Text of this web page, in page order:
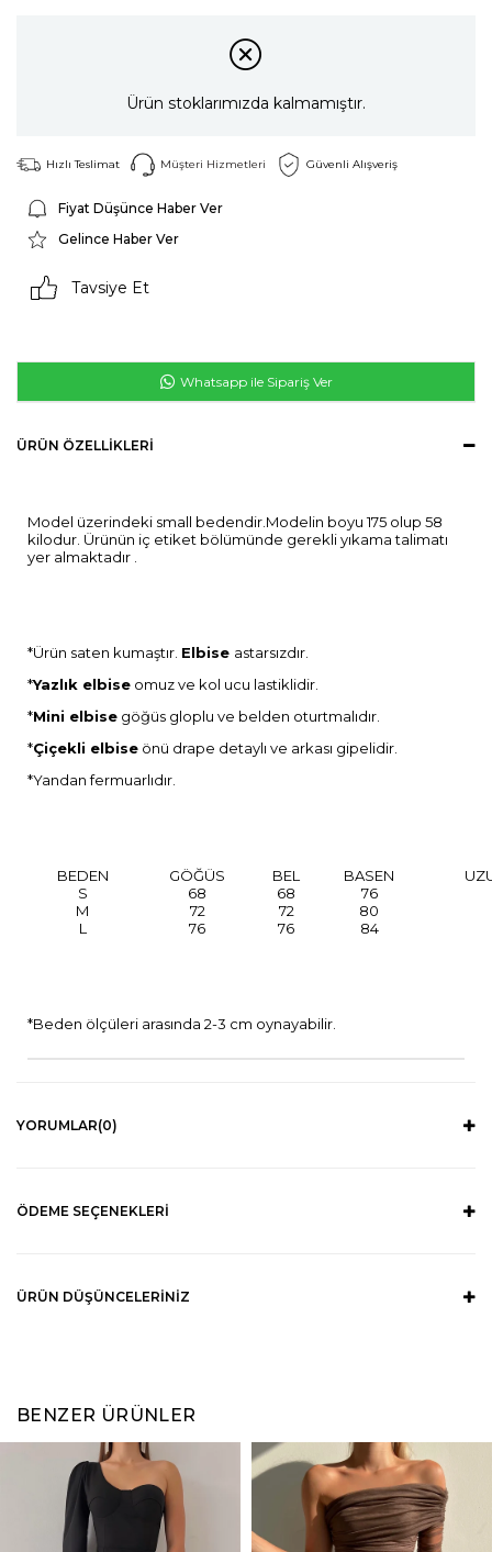
Ürün stoklarımızda kalmamıştır.
Hızlı Teslimat Müşteri Hizmetleri Güvenli Alışveriş
Fiyat Düşünce Haber Ver
Gelince Haber Ver
Tavsiye Et
Whatsapp ile Sipariş Ver
ÜRÜN ÖZELLIKLERI
Model üzerindeki small bedendir.Modelin boyu 175 olup 58
kilodur. Ürünün iç etiket bölümünde gerekli yıkama talimatı
yer almaktadır .
*Ürün saten kumaştır. Elbise astarsızdır.
*Yazlık elbise omuz ve kol ucu lastiklidir.
*Mini elbise göğüs gloplu ve belden oturtmalıdır.
*Çiçekli elbise önü drape detaylı ve arkası gipelidir.
*Yandan fermuarlıdır.
BEDEN GÖĞÜS BEL BASEN
S
68 68 76
M
72 72 80
L
76 76 84
*Beden ölçüleri arasında 2-3 cm oynayabilir.
YORUMLAR(0)
ÖDEME SEÇENEKLERI
ÜRÜN DÜŞÜNCELERINIZ
BENZER ÜRÜNLER